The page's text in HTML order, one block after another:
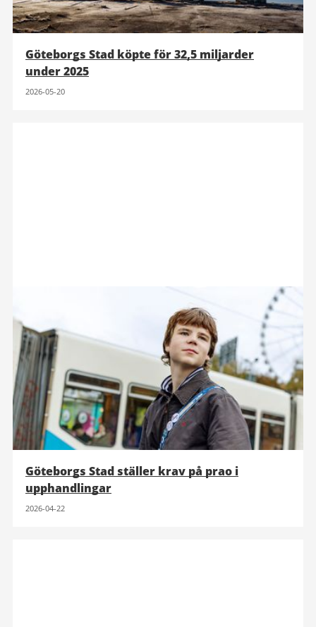
Göteborgs Stad köpte för 32,5 miljarder
under 2025
2026-05-20
Göteborgs Stad ställer krav på prao i
upphandlingar
2026-04-22